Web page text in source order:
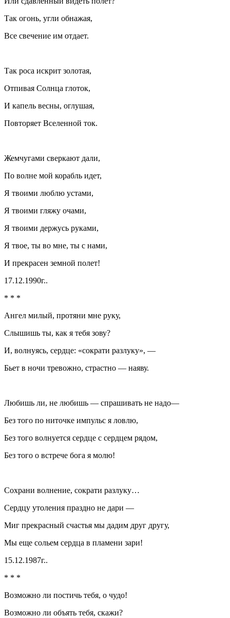
Так огонь, угли обнажая,
Все свечение им отдает.
Так роса искрит золотая,
Отпивая Солнца глоток,
И капель весны, оглушая,
Повторяет Вселенной ток.
Жемчугами сверкают дали,
По волне мой корабль идет,
Я твоими люблю устами,
Я твоими гляжу очами,
Я твоими держусь руками,
Я твое, ты во мне, ты с нами,
И прекрасен земной полет!
17.12.1990г..
* * *
Ангел милый, протяни мне руку,
Слышишь ты, как я тебя зову?
И, волнуясь, сердце: «сократи разлуку», —
Бьет в ночи тревожно, страстно — наяву.
Любишь ли, не любишь — спрашивать не надо—
Без того по ниточке импульс я ловлю,
Без того волнуется сердце с сердцем рядом,
Без того о встрече бога я молю!
Сохрани волнение, сократи разлуку…
Сердцу утоления праздно не дари —
Миг прекрасный счастья мы дадим друг другу,
Мы еще сольем сердца в пламени зари!
15.12.1987г..
* * *
Возможно ли постичь тебя, о чудо!
Возможно ли объять тебя, скажи?